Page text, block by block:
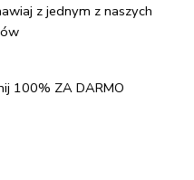
z jednym z naszych
100% ZA DARMO